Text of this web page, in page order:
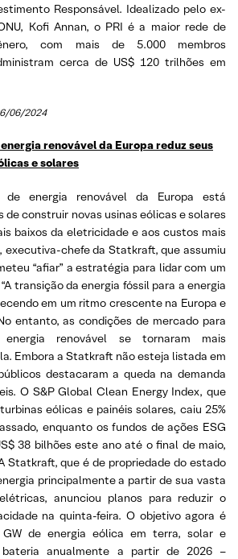
Responsável. Idealizado pelo ex-
Kofi Annan, o PRI é a maior rede de
com mais de 5.000 membros
cerca de US$ 120 trilhões em
06/2024
renovável da Europa reduz seus
e solares
de energia renovável da Europa está
de construir novas usinas eólicas e solares
baixos da eletricidade e aos custos mais
executiva-chefe da Statkraft, que assumiu
“afiar” a estratégia para lidar com um
transição da energia fóssil para a energia
em um ritmo crescente na Europa e
entanto, as condições de mercado para
renovável se tornaram mais
Embora a Statkraft não esteja listada em
destacaram a queda na demanda
O S&P Global Clean Energy Index, que
eólicas e painéis solares, caiu 25%
enquanto os fundos de ações ESG
38 bilhões este ano até o final de maio,
Statkraft, que é de propriedade do estado
principalmente a partir de sua vasta
anunciou planos para reduzir o
na quinta-feira. O objetivo agora é
de energia eólica em terra, solar e
bateria anualmente a partir de 2026 –